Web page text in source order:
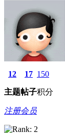
12
主题
17
帖子
150
积分
注册会员